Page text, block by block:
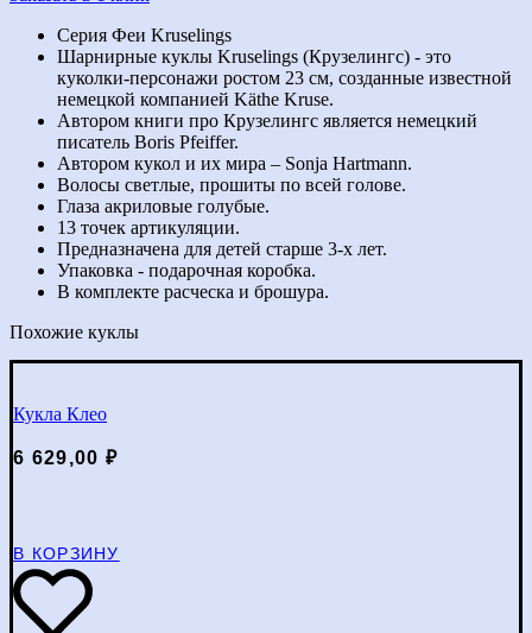
Вера
KruselingsСерия Феи Kruselings
Шарнирные куклы Kruselings (Крузелингс) - это
куколки-персонажи ростом 23 см, созданные известной
немецкой компанией Käthe Kruse.
Автором книги про Крузелингс является немецкий
писатель Boris Pfeiffer.
Автором кукол и их мира – Sonja Hartmann.
Волосы светлые, прошиты по всей голове.
Глаза акриловые голубые.
13 точек артикуляции.
Предназначена для детей старше 3-х лет.
Упаковка - подарочная коробка.
В комплекте расческа и брошура.
Похожие куклы
Кукла Клео
6 629,00 ₽
В КОРЗИНУ